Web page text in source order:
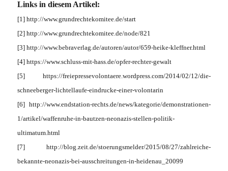
Links in diesem Artikel:
[1] http://www.grundrechtekomitee.de/start
[2] http://www.grundrechtekomitee.de/node/821
[3] http://www.bebraverlag.de/autoren/autor/659-heike-kleffner.html
[4] https://www.schluss-mit-hass.de/opfer-rechter-gewalt
[5] https://freiepressevolontaere.wordpress.com/2014/02/12/die-
schneeberger-lichtellaufe-eindrucke-einer-volontarin
[6] http://www.endstation-rechts.de/news/kategorie/demonstrationen-
1/artikel/waffenruhe-in-bautzen-neonazis-stellen-politik-
ultimatum.html
[7] http://blog.zeit.de/stoerungsmelder/2015/08/27/zahlreiche-
bekannte-neonazis-bei-ausschreitungen-in-heidenau_20099